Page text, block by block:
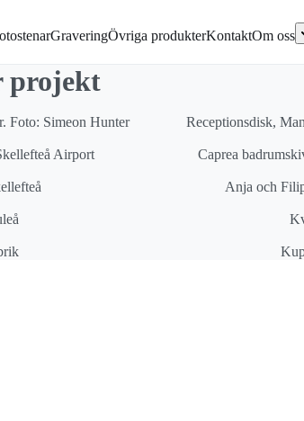
GraveringÖvriga produkterKontaktOm oss
projekt
Foto: Simeon Hunter Receptionsdisk,
Airport Caprea
Anja och